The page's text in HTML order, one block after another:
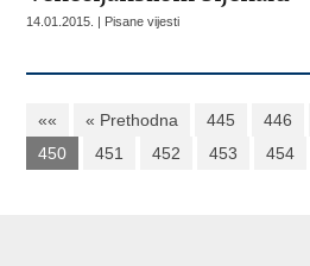
14.01.2015. | Pisane vijesti
«« « Prethodna 445 446
450
451 452 453 454